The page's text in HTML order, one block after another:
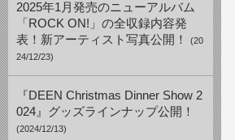
2025年1月発売のニューアルバム
「ROCK ON!」の全収録内容発
表！新アーティスト写真公開！
(20
24/12/23)
『DEEN Christmas Dinner Show 2
024』グッズラインナップ公開！
(2024/12/13)